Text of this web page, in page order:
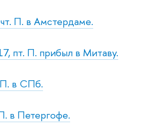
П. в Амстердаме.
пт. П. прибыл в Митаву.
в СПб.
в Петергофе.